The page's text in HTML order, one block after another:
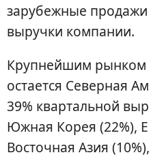
зарубежные
выручки компании.
Крупнейшим рынком
остается Северная
39% квартальной
Южная Корея (22%),
Восточная Азия